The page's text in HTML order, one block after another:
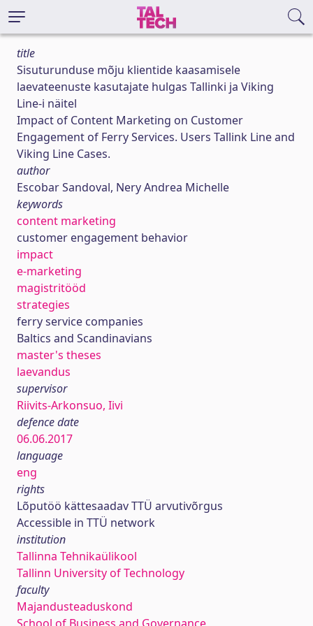
title
Sisuturunduse mõju klientide kaasamisele
laevateenuste kasutajate hulgas Tallinki ja Viking
Line-i näitel
Impact of Content Marketing on Customer
Engagement of Ferry Services. Users Tallink Line and
Viking Line Cases.
author
Escobar Sandoval, Nery Andrea Michelle
keywords
content marketing
customer engagement behavior
impact
e-marketing
magistritööd
strategies
ferry service companies
Baltics and Scandinavians
master's theses
laevandus
supervisor
Riivits-Arkonsuo, Iivi
defence date
06.06.2017
language
eng
rights
Lõputöö kättesaadav TTÜ arvutivõrgus
Accessible in TTÜ network
institution
Tallinna Tehnikaülikool
Tallinn University of Technology
faculty
Majandusteaduskond